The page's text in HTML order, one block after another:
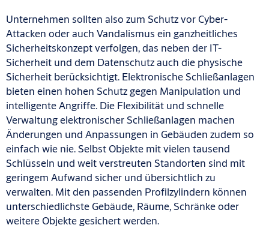
Unternehmen sollten also zum Schutz vor Cyber-
Attacken oder auch Vandalismus ein ganzheitliches
Sicherheitskonzept verfolgen, das neben der IT-
Sicherheit und dem Datenschutz auch die physische
Sicherheit berücksichtigt. Elektronische Schließanlagen
bieten einen hohen Schutz gegen Manipulation und
intelligente Angriffe. Die Flexibilität und schnelle
Verwaltung elektronischer Schließanlagen machen
Änderungen und Anpassungen in Gebäuden zudem so
einfach wie nie. Selbst Objekte mit vielen tausend
Schlüsseln und weit verstreuten Standorten sind mit
geringem Aufwand sicher und übersichtlich zu
verwalten. Mit den passenden Profilzylindern können
unterschiedlichste Gebäude, Räume, Schränke oder
weitere Objekte gesichert werden.